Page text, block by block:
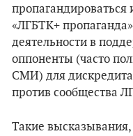
«ЛГБТК+
деятельности в
оппоненты (часто
СМИ) для
против сообщества
Такие